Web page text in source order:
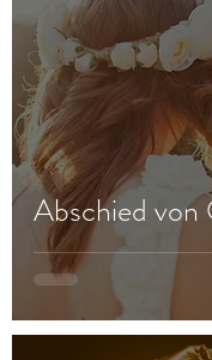
Abschied von